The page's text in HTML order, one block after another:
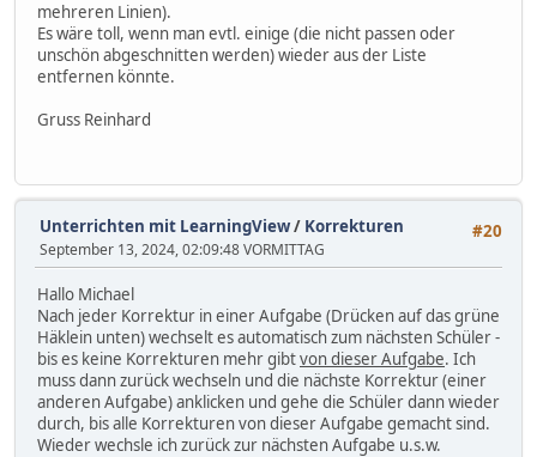
mehreren Linien).
Es wäre toll, wenn man evtl. einige (die nicht passen oder
unschön abgeschnitten werden) wieder aus der Liste
entfernen könnte.
Gruss Reinhard
#20
Unterrichten mit LearningView/ Korrekturen
September 13, 2024, 02:09:48 VORMITTAG
Hallo Michael
Nach jeder Korrektur in einer Aufgabe (Drücken auf das grüne
Häklein unten) wechselt es automatisch zum nächsten Schüler -
bis es keine Korrekturen mehr gibtvon dieser Aufgabe. Ich
muss dann zurück wechseln und die nächste Korrektur (einer
anderen Aufgabe) anklicken und gehe die Schüler dann wieder
durch, bis alle Korrekturen von dieser Aufgabe gemacht sind.
Wieder wechsle ich zurück zur nächsten Aufgabe u.s.w.